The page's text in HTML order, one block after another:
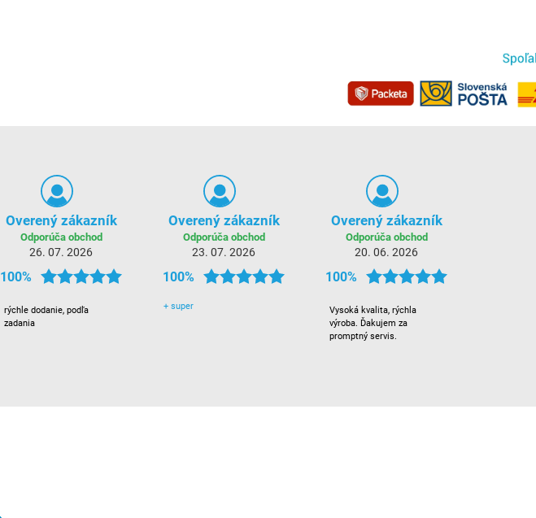
Overený zákazník
Odporúča obchod
26. 07. 2026
100%
rýchle dodanie, podľa
zadania
Overený zákazník
Odporúča obchod
23. 07. 2026
100%
+ super
Overený zákazník
Odporúča obchod
20. 06. 2026
100%
Vysoká kvalita, rýchla
výroba. Ďakujem za
promptný servis.